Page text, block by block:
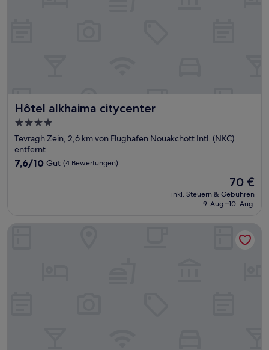
Hôtel alkhaima citycenter
Hôtel alkhaima citycenter
4.0-
Sterne-
Unterkunft
Tevragh Zein, 2,6 km von Flughafen Nouakchott Intl. (NKC)
entfernt
7.6
7,6/10 Gut (4 Bewertungen)
Der
Preis
beträgt
70 €
inkl. Steuern & Gebühren
9. Aug.–10. Aug.